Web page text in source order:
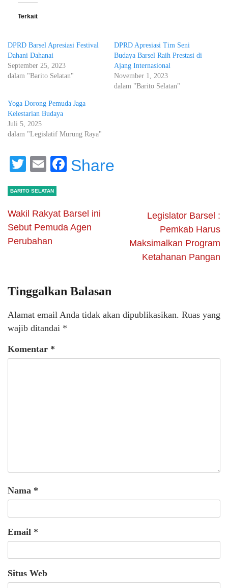
Terkait
DPRD Barsel Apresiasi Festival
Dahani Dahanai
September 25, 2023
dalam "Barito Selatan"
DPRD Apresiasi Tim Seni
Budaya Barsel Raih Prestasi di
Ajang Internasional
November 1, 2023
dalam "Barito Selatan"
Yoga Dorong Pemuda Jaga
Kelestarian Budaya
Juli 5, 2025
dalam "Legislatif Murung Raya"
Twitter
EmailFacebook
Share
BARITO SELATAN
Wakil Rakyat Barsel ini
Sebut Pemuda Agen
Perubahan
Legislator Barsel :
Pemkab Harus
Maksimalkan Program
Ketahanan Pangan
Tinggalkan Balasan
Alamat email Anda tidak akan dipublikasikan. Ruas yang
wajib ditandai *
Komentar *
Nama *
Email *
Situs Web